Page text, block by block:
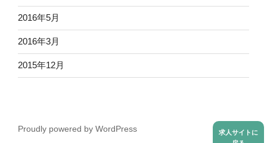
2016年5月
2016年3月
2015年12月
Proudly powered by WordPress
求人サイトに